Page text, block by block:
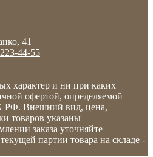
41
44-55
характер и ни при каких
офертой, определяемой
РФ. Внешний вид, цена,
товаров указаны
заказа уточняйте
партии товара на складе -